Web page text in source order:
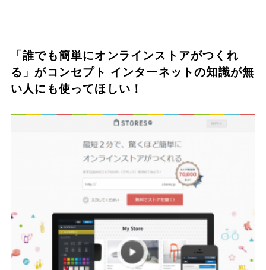
「誰でも簡単にオンラインストアがつくれ
る」がコンセプト インターネットの知識が無
い人にも使ってほしい！